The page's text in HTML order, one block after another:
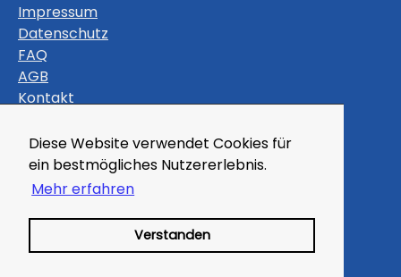
Diese Website verwendet Cookies für
ein bestmögliches Nutzererlebnis.
Mehr erfahren
Verstanden
Impressum
Datenschutz
FAQ
AGB
Kontakt
Themen
Gutscheine
Veranstaltungen
Branchenbuch